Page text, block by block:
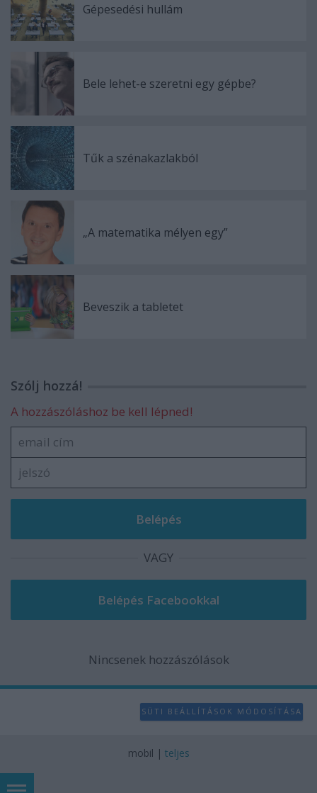
Gépesedési hullám
Bele lehet-e szeretni egy gépbe?
Tűk a szénakazlakból
„A matematika mélyen egy”
Beveszik a tabletet
Szólj hozzá!
A hozzászóláshoz be kell lépned!
VAGY
Nincsenek hozzászólások
SÜTI BEÁLLÍTÁSOK MÓDOSÍTÁSA
mobil | teljes